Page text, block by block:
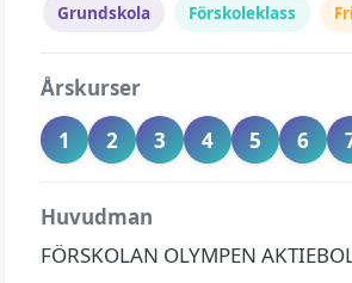
Grundskola Förskoleklass
Årskurser
1
2 3 4 5 6
Huvudman
FÖRSKOLAN OLYMPEN